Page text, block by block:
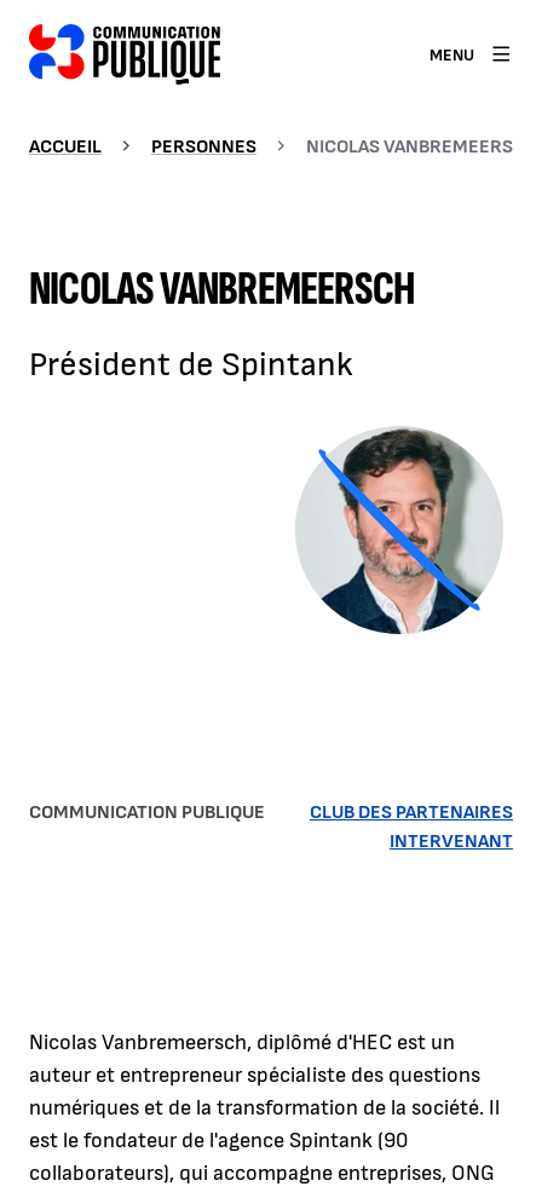
MENU
ACCUEIL PERSONNES NICOLAS VANBREMEERSCH
NICOLAS VANBREMEERSCH
Président de Spintank
Agrandir
COMMUNICATION PUBLIQUE
CLUB DES PARTENAIRES
INTERVENANT
Nicolas Vanbremeersch, diplômé d'HEC est un
auteur et entrepreneur spécialiste des questions
numériques et de la transformation de la société. Il
est le fondateur de l'agence Spintank (90
collaborateurs), qui accompagne entreprises, ONG